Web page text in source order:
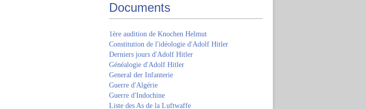
Documents
1ère audition de Knochen Helmut
Constitution de l'idéologie d'Adolf Hitler
Derniers jours d'Adolf Hitler
Généalogie d'Adolf Hitler
General der Infanterie
Guerre d'Algérie
Guerre d'Indochine
Liste des As de la Luftwaffe